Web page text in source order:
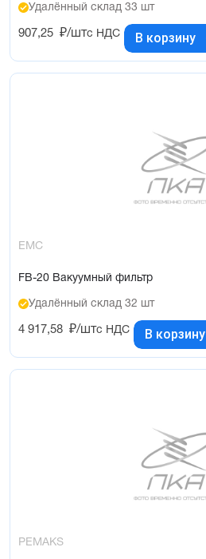
Удалённый склад 33 шт
907,25 ₽/штс НДС В корзину
EMC
FB-20 Вакуумный фильтр
Удалённый склад 32 шт
4 917,58 ₽/штс НДС В корзину
PEMAKS